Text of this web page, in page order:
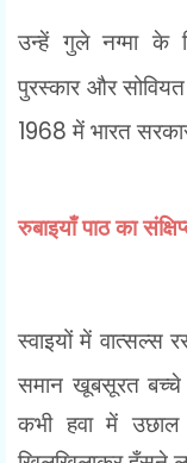
उन्हें गुले नग्मा के
पुरस्कार और
1968 में भारत
रुबाइयाँपाठ का
स्वाइयों में वात्सल्स
समान खूबसूरत
कभी हवा में